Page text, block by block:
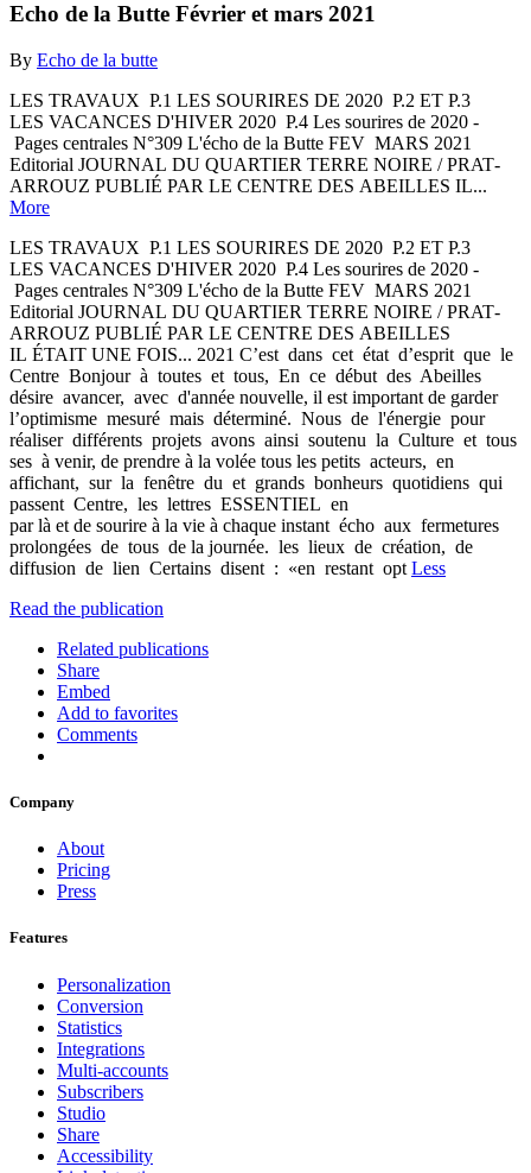
Echo de la Butte Février et mars 2021
By Echo de la butte
LES TRAVAUX ­ P.1 LES SOURIRES DE 2020 ­ P.2 ET P.3
LES VACANCES D'HIVER 2020 ­ P.4 Les sourires de 2020 ­
Pages centrales N°309 L'écho de la Butte FEV ­ MARS 2021
Editorial JOURNAL DU QUARTIER TERRE NOIRE / PRAT­
AR­ROUZ PUBLIÉ PAR LE CENTRE DES ABEILLES IL...
More
LES TRAVAUX ­ P.1 LES SOURIRES DE 2020 ­ P.2 ET P.3
LES VACANCES D'HIVER 2020 ­ P.4 Les sourires de 2020 ­
Pages centrales N°309 L'écho de la Butte FEV ­ MARS 2021
Editorial JOURNAL DU QUARTIER TERRE NOIRE / PRAT­
AR­ROUZ PUBLIÉ PAR LE CENTRE DES ABEILLES
IL ÉTAIT UNE FOIS... 2021 C’est dans cet état d’esprit que le
Centre Bonjour à toutes et tous, En ce début des Abeilles
désire avancer, avec d'année nouvelle, il est important de garder
l’optimisme mesuré mais déterminé. Nous de l'énergie pour
réaliser différents projets avons ainsi soutenu la Culture et tous
ses à venir, de prendre à la volée tous les petits acteurs, en
affichant, sur la fenêtre du et grands bonheurs quotidiens qui
passent Centre, les lettres E­S­S­E­N­T­I­E­L en
par là et de sourire à la vie à chaque instant écho aux fermetures
prolongées de tous de la journée. les lieux de création, de
diffusion de lien Certains disent : «en restant opt Less
Read the publication
Related publications
Share
Embed
Add to favorites
Comments
Company
About
Pricing
Press
Features
Personalization
Conversion
Statistics
Integrations
Multi-accounts
Subscribers
Studio
Share
Accessibility